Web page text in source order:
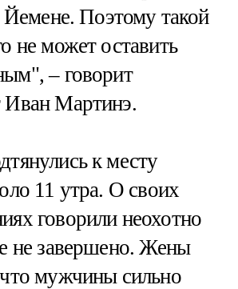
Йемене. Поэтому такой
не может оставить
– говорит
Иван Мартинэ.
к месту
11 утра. О своих
говорили неохотно
не завершено. Жены
мужчины сильно